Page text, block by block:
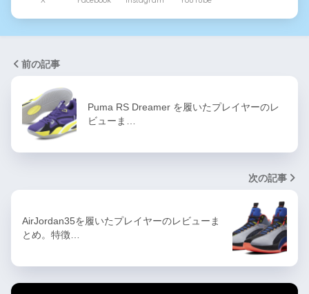
前の記事
Puma RS Dreamer を履いたプレイヤーのレ
ビューま…
次の記事
AirJordan35を履いたプレイヤーのレビューま
とめ。特徴…